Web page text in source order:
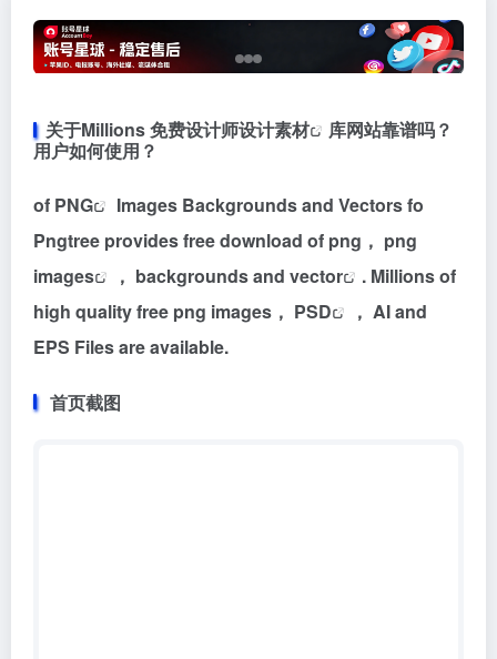
关于Millions 免费设计师设计素材
库网站靠谱吗？
用户如何使用？
of PNG
Images Backgrounds and Vectors fo
Pngtree provides free download of png， png
images
， backgrounds and vector
. Millions of
high quality free png images， PSD
， AI and
EPS Files are available.
首页截图